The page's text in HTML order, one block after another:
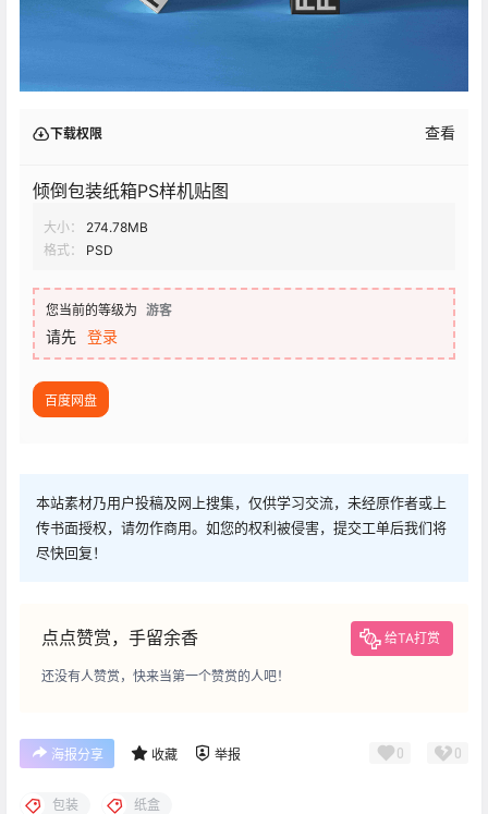
下载权限 查看
倾倒包装纸箱PS样机贴图
大小：
274.78MB
格式：
PSD
您当前的等级为 游客
请先 登录
百度网盘
本站素材乃用户投稿及网上搜集，仅供学习交流，未经原作者或上
传书面授权，请勿作商用。如您的权利被侵害，提交工单后我们将
尽快回复！
点点赞赏，手留余香 给TA打赏
还没有人赞赏，快来当第一个赞赏的人吧！
海报分享 收藏 举报 0 0
包装 纸盒